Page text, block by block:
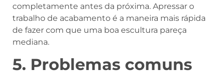
completamente antes da próxima. Apressar o
trabalho de acabamento é a maneira mais rápida
de fazer com que uma boa escultura pareça
mediana.
5. Problemas comuns